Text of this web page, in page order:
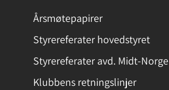
Årsmøtepapirer
Styrereferater hovedstyret
Styrereferater avd. Midt-Norge
Klubbens retningslinjer